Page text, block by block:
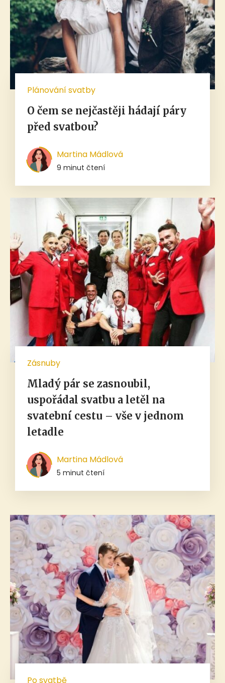
Plánování svatby
O čem se nejčastěji hádají páry
před svatbou?
Martina Mádlová
9 minut čtení
Zásnuby
Mladý pár se zasnoubil,
uspořádal svatbu a letěl na
svatební cestu – vše v jednom
letadle
Martina Mádlová
5 minut čtení
Po svatbě